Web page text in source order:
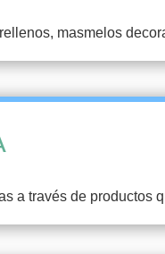
masmelos
a través de productos